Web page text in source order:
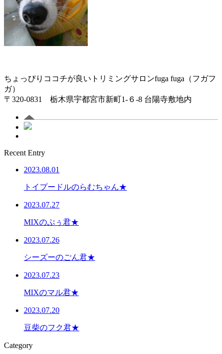
ちょっぴりココチが良いトリミングサロンfuga fuga（フガフ
ガ）
〒320-0831 栃木県宇都宮市新町1-６-8 台陽寺敷地内
Recent Entry
2023.08.01
トイプードルのらむちゃん★
2023.07.27
MIXのぷぅ君★
2023.07.26
シーズーのごん君★
2023.07.23
MIXのマル君★
2023.07.20
豆柴のフク君★
Category